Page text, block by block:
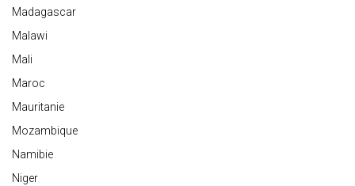
Madagascar
Malawi
Mali
Maroc
Mauritanie
Mozambique
Namibie
Niger